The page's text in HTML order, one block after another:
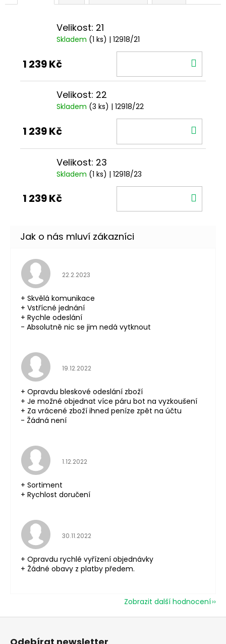
Velikost: 21
Skladem (1 ks) | 12918/21
1 239 Kč
Velikost: 22
Skladem (3 ks) | 12918/22
1 239 Kč
Velikost: 23
Skladem (1 ks) | 12918/23
1 239 Kč
Hodnocení obchodu je 5 z 5 hvězdiček.
22.2.2023
+ Skvělá komunikace
+ Vstřícné jednání
+ Rychle odeslání
- Absolutně nic se jim nedá vytknout
Hodnocení obchodu je 5 z 5 hvězdiček.
19.12.2022
+ Opravdu bleskové odeslání zboží
+ Je možné objednat více páru bot na vyzkoušení
+ Za vrácené zboží ihned peníze zpět na účtu
- Žádná není
Hodnocení obchodu je 5 z 5 hvězdiček.
1.12.2022
+ Sortiment
+ Rychlost doručení
Hodnocení obchodu je 5 z 5 hvězdiček.
30.11.2022
+ Opravdu rychlé vyřízení objednávky
+ Žádné obavy z platby předem.
Zobrazit další hodnocení
Z